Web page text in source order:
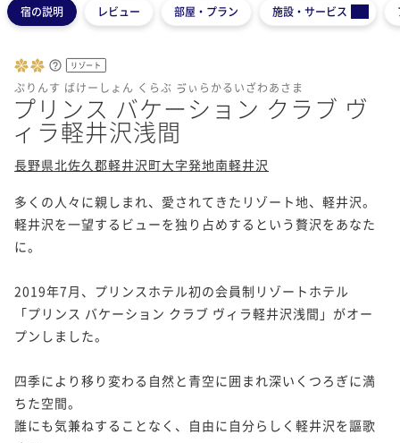
宿の説明 レビュー 部屋・プラン 施設・サービス
リゾート
ぷりんす ばけーしょん くらぶ ゔぃらかるいざわあさま
プリンス バケーション クラブ ヴ
ィラ軽井沢浅間
長野県北佐久郡軽井沢町大字発地南軽井沢
多くの人々に親しまれ、愛されてきたリゾート地、軽井沢。
軽井沢を一望するビューを独り占めするという贅沢をあなた
に。
2019年7月、プリンスホテル初の会員制リゾートホテル
「プリンス バケーション クラブ ヴィラ軽井沢浅間」がオー
プンしました。
四季により移り変わる自然と青空に囲まれ深いくつろぎに満
ちた空間。
誰にも気兼ねすることなく、自由に自分らしく軽井沢を謳歌